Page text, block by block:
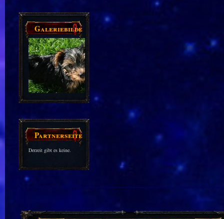
Galeriebilder
Partnerseiten
Derzeit gibt es keine.